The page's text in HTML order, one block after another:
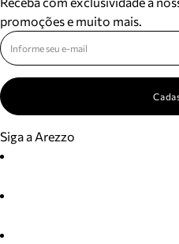
promoções e muito mais.
Siga a Arezzo